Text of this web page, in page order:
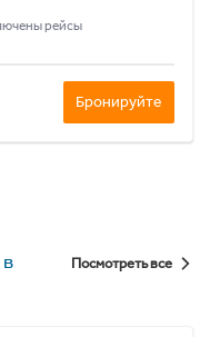
рейсы
Бронируйте
Посмотреть все